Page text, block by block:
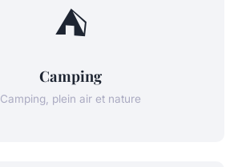
⛺
Camping
Camping, plein air et nature